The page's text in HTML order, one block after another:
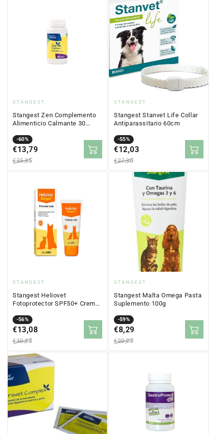
Fornitore:
STANGEST
Stangest Zen Complemento
Alimenticio Calmante 30
-60%
Prezzo
in
saldo
€13,79
Prezzo
normale
€35,35
Fornitore:
STANGEST
Stangest Stanvet Life Collar
Antiparassitario 60cm
-55%
Prezzo
in
saldo
€12,03
Prezzo
normale
€27,30
Fornitore:
STANGEST
Stangest Heliovet
Fotoprotector SPF50+ Crema
-56%
Prezzo
in
saldo
€13,08
Prezzo
normale
€30,23
Fornitore:
STANGEST
Stangest Malta Omega Pasta
Suplemento 100g
-59%
Prezzo
in
saldo
€8,29
Prezzo
normale
€20,23